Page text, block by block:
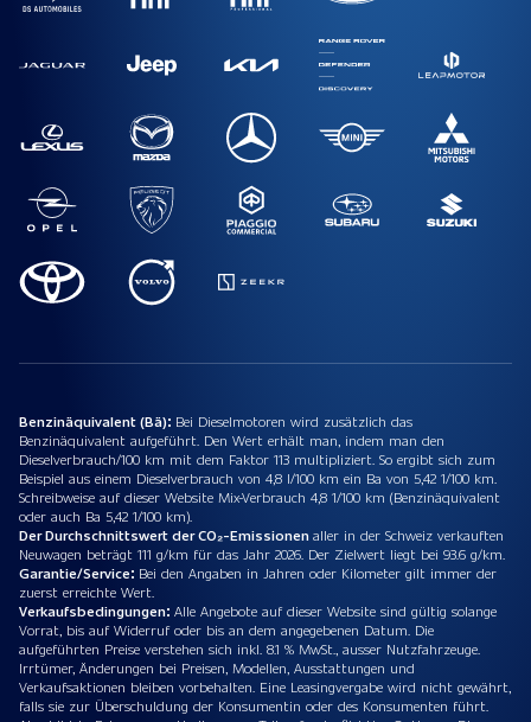
Benzinäquivalent (Bä): Bei Dieselmotoren wird zusätzlich das
Benzinäquivalent aufgeführt. Den Wert erhält man, indem man den
Dieselverbrauch/100 km mit dem Faktor 113 multipliziert. So ergibt sich zum
Beispiel aus einem Dieselverbrauch von 4,8 l/100 km ein Ba von 5,42 1/100 km.
Schreibweise auf dieser Website Mix-Verbrauch 4,8 1/100 km (Benzinäquivalent
oder auch Ba 5,42 1/100 km).
Der Durchschnittswert der CO₂-Emissionenaller in der Schweiz verkauften
Neuwagen beträgt 111 g/km für das Jahr 2026. Der Zielwert liegt bei 93.6 g/km.
Garantie/Service: Bei den Angaben in Jahren oder Kilometer gilt immer der
zuerst erreichte Wert.
Verkaufsbedingungen: Alle Angebote auf dieser Website sind gültig solange
Vorrat, bis auf Widerruf oder bis an dem angegebenen Datum. Die
aufgeführten Preise verstehen sich inkl. 8.1 % MwSt., ausser Nutzfahrzeuge.
Irrtümer, Änderungen bei Preisen, Modellen, Ausstattungen und
Verkaufsaktionen bleiben vorbehalten. Eine Leasingvergabe wird nicht gewährt,
falls sie zur Überschuldung der Konsumentin oder des Konsumenten führt.